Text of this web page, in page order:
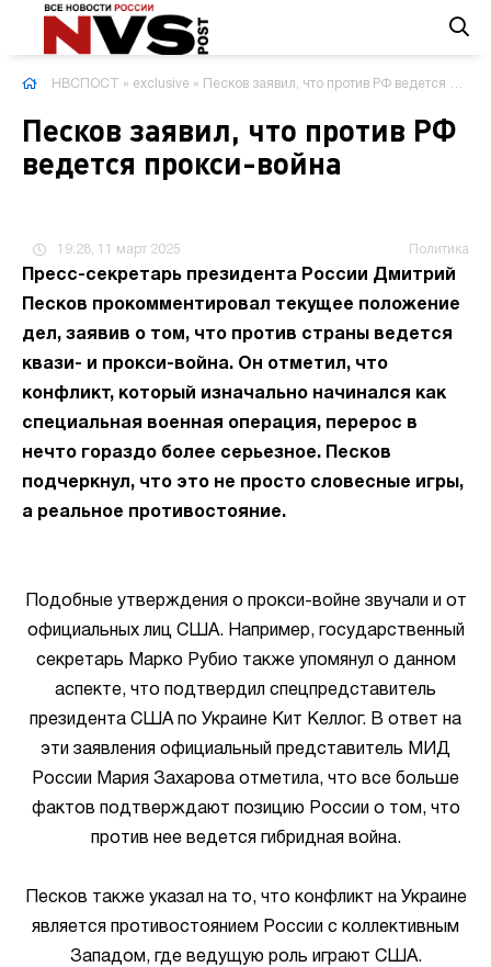
НВСПОСТ » exclusive » Песков заявил, что против РФ ведется прокси-война
Песков заявил, что против РФ
ведется прокси-война
19:28, 11 март 2025 Политика
Пресс-секретарь президента России Дмитрий
Песков прокомментировал текущее положение
дел, заявив о том, что против страны ведется
квази- и прокси-война. Он отметил, что
конфликт, который изначально начинался как
специальная военная операция, перерос в
нечто гораздо более серьезное. Песков
подчеркнул, что это не просто словесные игры,
а реальное противостояние.
Подобные утверждения о прокси-войне звучали и от
официальных лиц США. Например, государственный
секретарь Марко Рубио также упомянул о данном
аспекте, что подтвердил спецпредставитель
президента США по Украине Кит Келлог. В ответ на
эти заявления официальный представитель МИД
России Мария Захарова отметила, что все больше
фактов подтверждают позицию России о том, что
против нее ведется гибридная война.
Песков также указал на то, что конфликт на Украине
является противостоянием России с коллективным
Западом, где ведущую роль играют США.